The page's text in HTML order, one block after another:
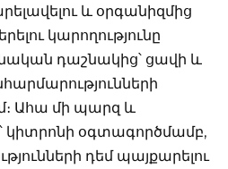
և օրգանիզմից
կարողությունը
դաշնակից՝ ցավի և
Ահա մի պարզ և
կիտրոնի օգտագործմամբ,
դեմ պայքարելու